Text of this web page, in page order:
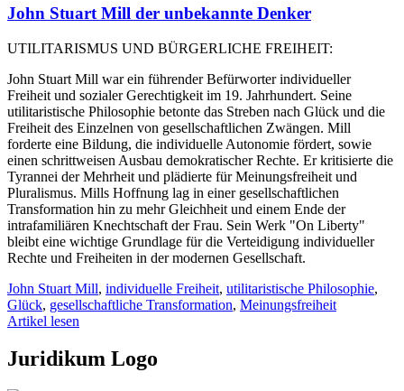
John Stuart Mill der unbekannte Denker
UTILITARISMUS UND BÜRGERLICHE FREIHEIT:
John Stuart Mill war ein führender Befürworter individueller
Freiheit und sozialer Gerechtigkeit im 19. Jahrhundert. Seine
utilitaristische Philosophie betonte das Streben nach Glück und die
Freiheit des Einzelnen von gesellschaftlichen Zwängen. Mill
forderte eine Bildung, die individuelle Autonomie fördert, sowie
einen schrittweisen Ausbau demokratischer Rechte. Er kritisierte die
Tyrannei der Mehrheit und plädierte für Meinungsfreiheit und
Pluralismus. Mills Hoffnung lag in einer gesellschaftlichen
Transformation hin zu mehr Gleichheit und einem Ende der
intrafamiliären Knechtschaft der Frau. Sein Werk "On Liberty"
bleibt eine wichtige Grundlage für die Verteidigung individueller
Rechte und Freiheiten in der modernen Gesellschaft.
John Stuart Mill, individuelle Freiheit, utilitaristische Philosophie,
Glück, gesellschaftliche Transformation, Meinungsfreiheit
Artikel lesen
Juridikum Logo